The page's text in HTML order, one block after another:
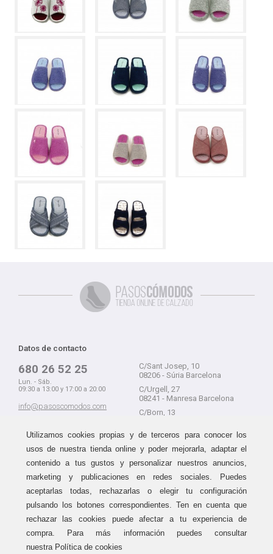
Datos de contacto
680 26 52 25
Lun. - Sáb.
09:30 a 13:00 y 17:00 a 20:00
info@pasoscomodos.com
C/Sant Josep, 10
08206 - Súria Barcelona
C/Urgell, 27
08241 - Manresa Barcelona
C/Born, 13
Guía de compra
Métodos de envío
Área de clientes
Devolución sin problemas
Haz tus compras sin miedo a
equivocarte:
aceptamos devolucionesdurante
15 días.
Utilizamos cookies propias y de terceros para conocer los
usos de nuestra tienda online y poder mejorarla, adaptar el
contenido a tus gustos y personalizar nuestros anuncios,
marketing y publicaciones en redes sociales. Puedes
aceptarlas todas, rechazarlas o elegir tu configuración
pulsando los botones correspondientes. Ten en cuenta que
rechazar las cookies puede afectar a tu experiencia de
compra. Para más información puedes consultar
nuestra Política de cookies